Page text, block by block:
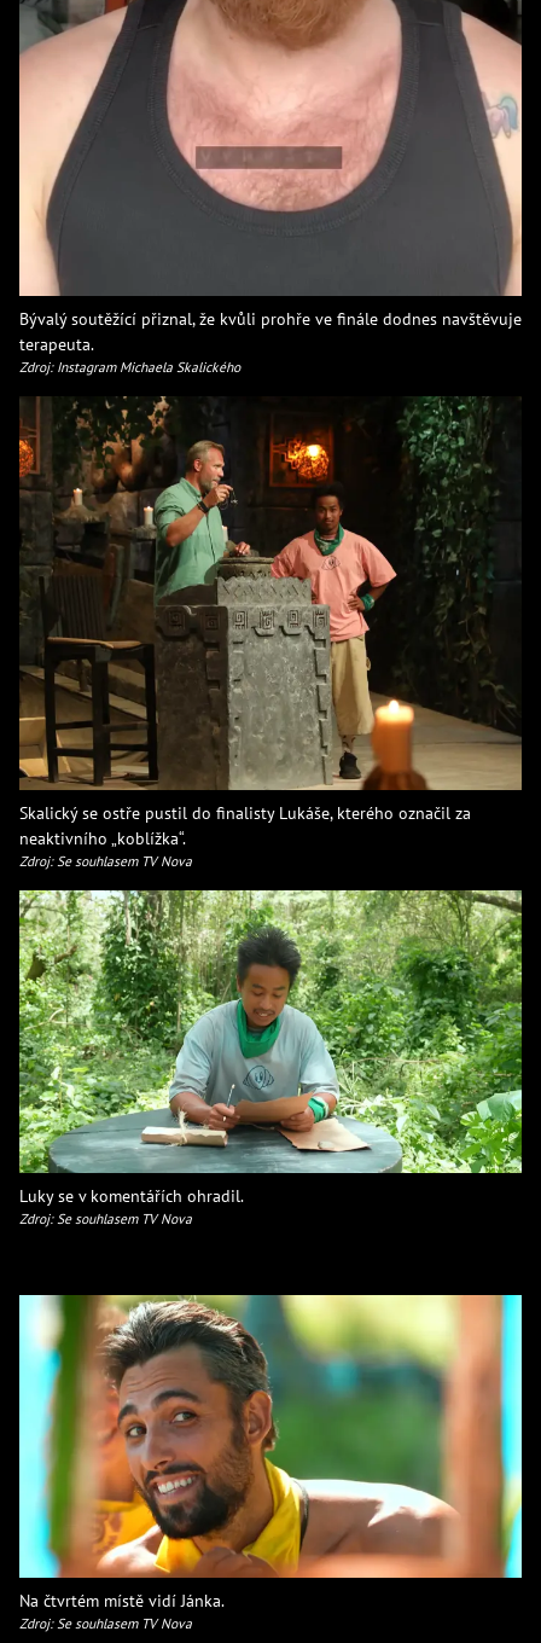
Bývalý soutěžící přiznal, že kvůli prohře ve finále dodnes navštěvuje
terapeuta.
Zdroj: Instagram Michaela Skalického
Skalický se ostře pustil do finalisty Lukáše, kterého označil za
neaktivního „koblížka“.
Zdroj: Se souhlasem TV Nova
Luky se v komentářích ohradil.
Zdroj: Se souhlasem TV Nova
Na čtvrtém místě vidí Jánka.
Zdroj: Se souhlasem TV Nova